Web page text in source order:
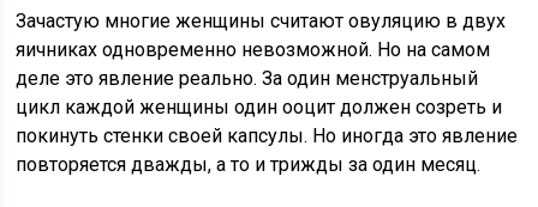
Зачастую многие женщины считают овуляцию в двух
яичниках одновременно невозможной. Но на самом
деле это явление реально. За один менструальный
цикл каждой женщины один ооцит должен созреть и
покинуть стенки своей капсулы. Но иногда это явление
повторяется дважды, а то и трижды за один месяц.